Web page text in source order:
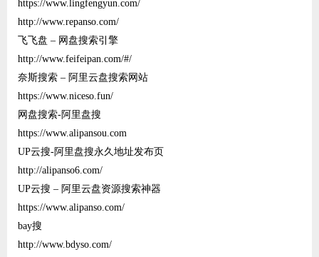
https://www.lingfengyun.com/
http://www.repanso.com/
飞飞盘 – 网盘搜索引擎
http://www.feifeipan.com/#/
奈斯搜索 – 阿里云盘搜索网站
https://www.niceso.fun/
网盘搜索-阿里盘搜
https://www.alipansou.com
UP云搜-阿里盘搜永久地址发布页
http://alipanso6.com/
UP云搜 – 阿里云盘资源搜索神器
https://www.alipanso.com/
bay搜
http://www.bdyso.com/